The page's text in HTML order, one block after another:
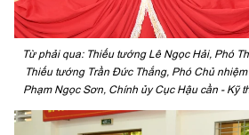
Từ phải qua: Thiếu tướng Lê Ngọc Hải, Phó
Thiếu tướng Trần Đức Thắng, Phó Chủ
Phạm Ngọc Sơn, Chính ủy Cục Hậu cần - Kỹ